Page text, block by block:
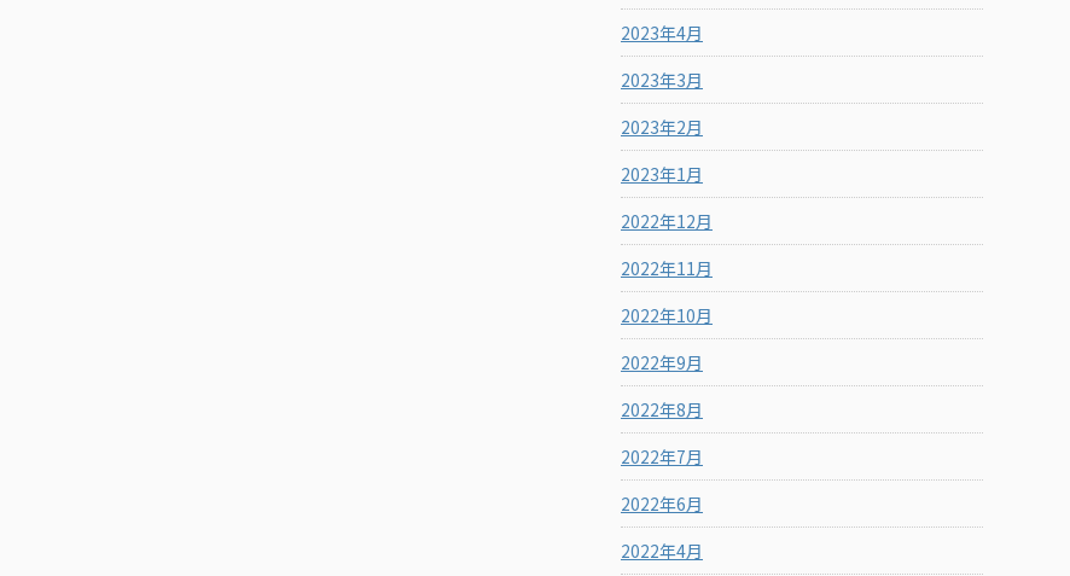
2023年4月
2023年3月
2023年2月
2023年1月
2022年12月
2022年11月
2022年10月
2022年9月
2022年8月
2022年7月
2022年6月
2022年4月